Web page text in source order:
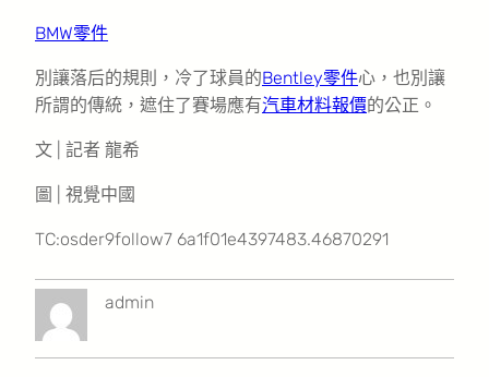
BMW零件
別讓落后的規則，冷了球員的Bentley零件心，也別讓
所謂的傳統，遮住了賽場應有汽車材料報價的公正。
文 | 記者 龍希
圖 | 視覺中國
TC:osder9follow7 6a1f01e4397483.46870291
admin